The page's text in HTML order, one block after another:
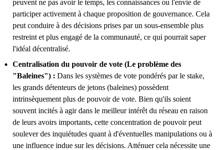
peuvent ne pas avoir le temps, les connaissances ou l'envie de
participer activement à chaque proposition de gouvernance. Cela
peut conduire à des décisions prises par un sous-ensemble plus
restreint et plus engagé de la communauté, ce qui pourrait saper
l'idéal décentralisé.
Centralisation du pouvoir de vote (Le problème des
"Baleines") : Dans les systèmes de vote pondérés par le stake,
les grands détenteurs de jetons (baleines) possèdent
intrinsèquement plus de pouvoir de vote. Bien qu'ils soient
souvent incités à agir dans le meilleur intérêt du réseau en raison
de leurs avoirs importants, cette concentration de pouvoir peut
soulever des inquiétudes quant à d'éventuelles manipulations ou à
une influence indue sur les décisions. Atténuer cela nécessite une